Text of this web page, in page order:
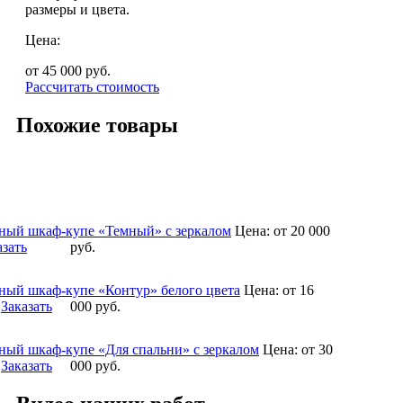
размеры и цвета.
Цена:
от 45 000 руб.
Рассчитать стоимость
Похожие товары
шкаф-купе «Темный» с зеркалом Цена: от 20 000
руб.
шкаф-купе «Контур» белого цвета Цена: от 16
000руб.
Заказать
шкаф-купе «Для спальни» с зеркалом Цена: от 30
000руб.
Заказать